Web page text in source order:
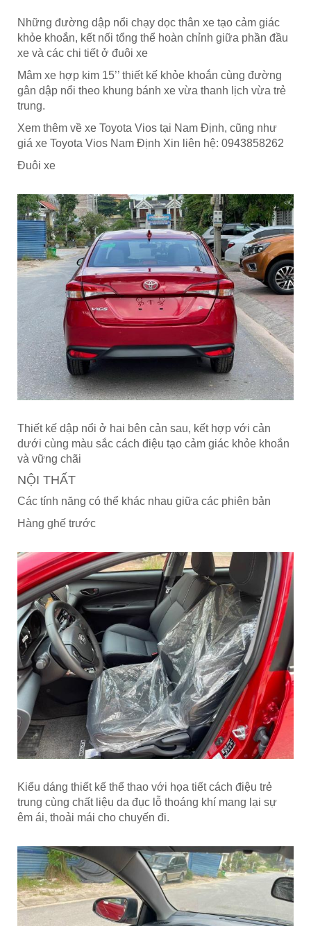
Những đường dập nổi chạy dọc thân xe tạo cảm giác
khỏe khoắn, kết nối tổng thể hoàn chỉnh giữa phần đầu
xe và các chi tiết ở đuôi xe
Mâm xe hợp kim 15’’ thiết kế khỏe khoắn cùng đường
gân dập nổi theo khung bánh xe vừa thanh lịch vừa trẻ
trung.
Xem thêm về xe Toyota Vios tại Nam Định, cũng như
giá xe Toyota Vios Nam Định Xin liên hệ: 0943858262
Đuôi xe
Thiết kế dập nổi ở hai bên cản sau, kết hợp với cản
dưới cùng màu sắc cách điệu tạo cảm giác khỏe khoắn
và vững chãi
NỘI THẤT
Các tính năng có thể khác nhau giữa các phiên bản
Hàng ghế trước
Kiểu dáng thiết kế thể thao với họa tiết cách điệu trẻ
trung cùng chất liệu da đục lỗ thoáng khí mang lại sự
êm ái, thoải mái cho chuyến đi.